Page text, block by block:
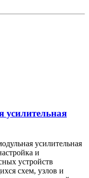
усилительная
усилительная
и
устройств
схем, узлов и